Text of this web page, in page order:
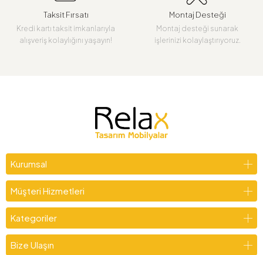
Taksit Fırsatı
Kredi kartı taksit imkanlarıyla
alışveriş kolaylığını yaşayın!
Montaj Desteği
Montaj desteği sunarak
işlerinizi kolaylaştırıyoruz.
Kurumsal
Müşteri Hizmetleri
Kategoriler
Bize Ulaşın